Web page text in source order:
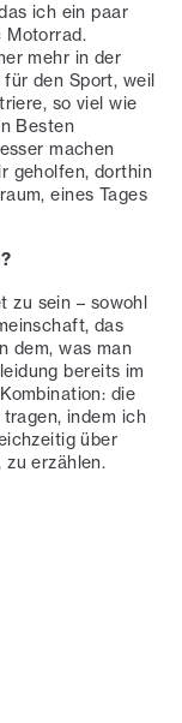
ich ein paar
Motorrad.
mehr in der
den Sport, weil
so viel wie
Besten
machen
geholfen, dorthin
eines Tages
zu sein – sowohl
das
dem, was man
bereits im
die
indem ich
über
zu erzählen.